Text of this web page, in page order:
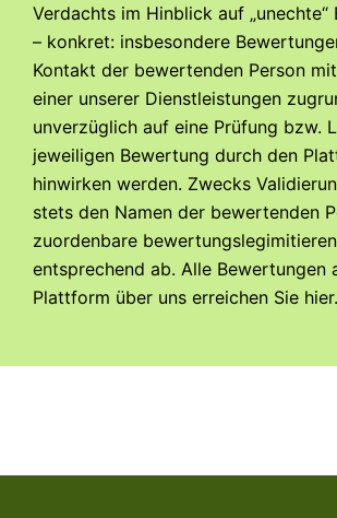
Verdachts im Hinblick auf „unechte“
– konkret: insbesondere
Kontakt der bewertenden Person
einer unserer Dienstleistungen
unverzüglich auf eine Prüfung bzw.
jeweiligen Bewertung durch den
hinwirken werden. Zwecks
stets den Namen der bewertenden
zuordenbare
entsprechend ab. Alle Bewertungen
Plattform über uns erreichen Sie hier.